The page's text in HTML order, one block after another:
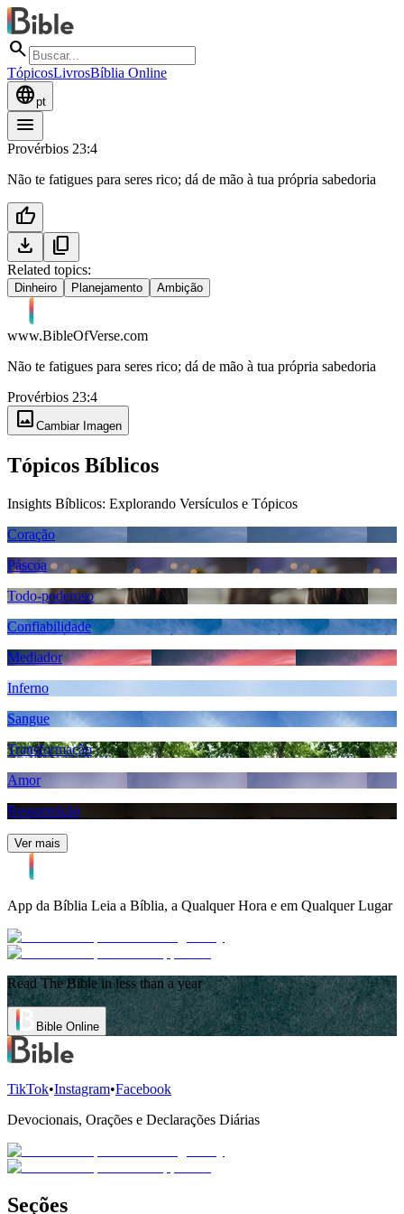
search
TópicosLivrosBíblia Online
languagept
menu
Provérbios 23:4
Não te fatigues para seres rico; dá de mão à tua própria sabedoria
thumb_up
download
content_copy
Related topics:
Dinheiro Planejamento Ambição
www.BibleOfVerse.com
Não te fatigues para seres rico; dá de mão à tua própria sabedoria
Provérbios 23:4
image Cambiar Imagen
Tópicos Bíblicos
Insights Bíblicos: Explorando Versículos e Tópicos
Coração
Páscoa
Todo-poderoso
Confiabilidade
Mediador
Inferno
Sangue
Transformação
Amor
Ressurreição
Ver mais
App da Bíblia Leia a Bíblia, a Qualquer Hora e em Qualquer Lugar
Read The Bible in less than a year
Bible Online
TikTok•Instagram•Facebook
Devocionais, Orações e Declarações Diárias
Seções